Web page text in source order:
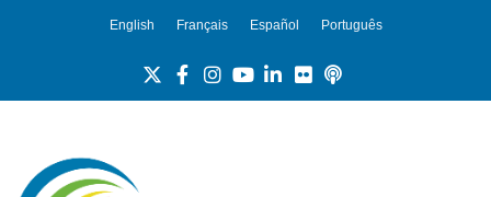
English Français Español Português